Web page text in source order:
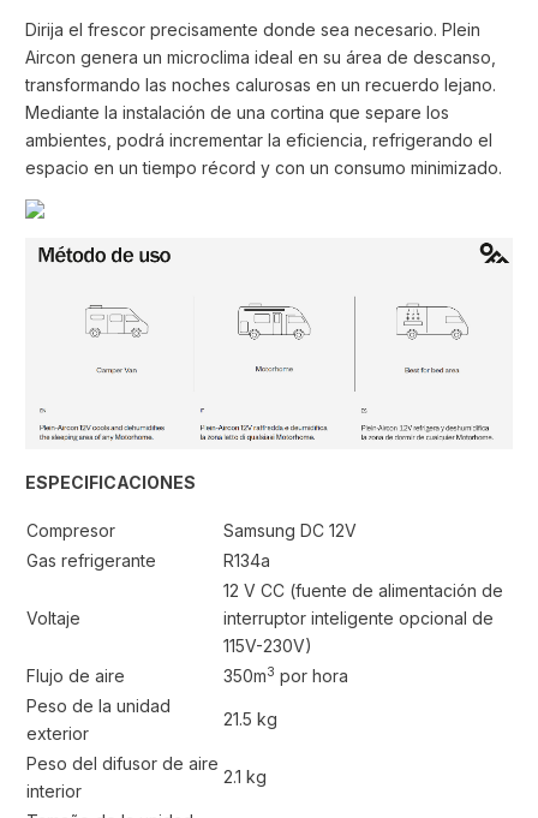
Dirija el frescor precisamente donde sea necesario. Plein
Aircon genera un microclima ideal en su área de descanso,
transformando las noches calurosas en un recuerdo lejano.
Mediante la instalación de una cortina que separe los
ambientes, podrá incrementar la eficiencia, refrigerando el
espacio en un tiempo récord y con un consumo minimizado.
ESPECIFICACIONES
Compresor
Samsung DC 12V
Gas refrigerante
R134a
Voltaje
12 V CC (fuente de alimentación de
interruptor inteligente opcional de
115V-230V)
Flujo de aire
350m3 por hora
Peso de la unidad
exterior
21.5 kg
Peso del difusor de aire
interior
2.1 kg